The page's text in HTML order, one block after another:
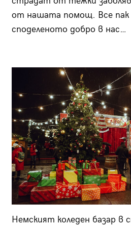
от нашата помощ. Все пак
споделеното добро в нас…
Немският коледен базар в